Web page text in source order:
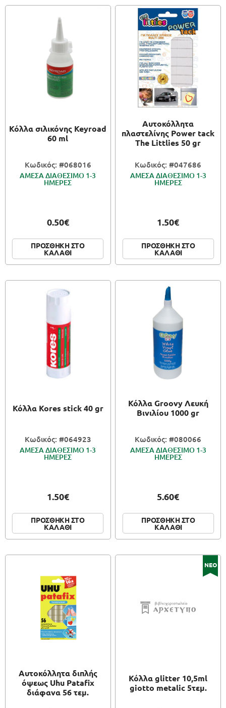
Κόλλα σιλικόνης Keyroad
60 ml
Κωδικός: #068016
ΑΜΕΣΑ ΔΙΑΘΕΣΙΜΟ 1-3
ΗΜΕΡΕΣ
0.50€
ΠΡΟΣΘΗΚΗ ΣΤΟ
ΚΑΛΑΘΙ
Αυτοκόλλητα
πλαστελίνης Power tack
The Littlies 50 gr
Κωδικός: #047686
ΑΜΕΣΑ ΔΙΑΘΕΣΙΜΟ 1-3
ΗΜΕΡΕΣ
1.50€
ΠΡΟΣΘΗΚΗ ΣΤΟ
ΚΑΛΑΘΙ
Κόλλα Kores stick 40 gr
Κωδικός: #064923
ΑΜΕΣΑ ΔΙΑΘΕΣΙΜΟ 1-3
ΗΜΕΡΕΣ
1.50€
ΠΡΟΣΘΗΚΗ ΣΤΟ
ΚΑΛΑΘΙ
Κόλλα Groovy Λευκή
Βινιλίου 1000 gr
Κωδικός: #080066
ΑΜΕΣΑ ΔΙΑΘΕΣΙΜΟ 1-3
ΗΜΕΡΕΣ
5.60€
ΠΡΟΣΘΗΚΗ ΣΤΟ
ΚΑΛΑΘΙ
Αυτοκόλλητα διπλής
όψεως Uhu Patafix
διάφανα 56 τεμ.
ΝΕΟ
Κόλλα glitter 10,5ml
giotto metalic 5τεμ.